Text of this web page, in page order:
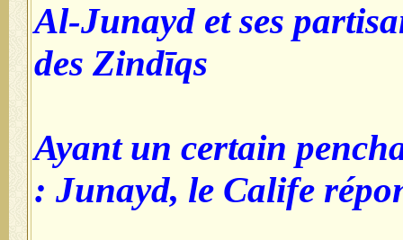
Al-Junayd et ses
des Zindīqs
Ayant un certain
Junayd, le Calife